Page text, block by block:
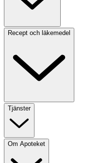
Recept och läkemedel
Tjänster
Om Apoteket